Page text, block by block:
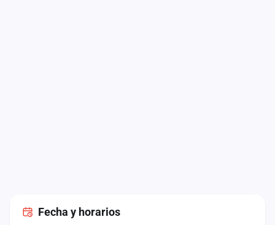
Fecha y horarios
Administración